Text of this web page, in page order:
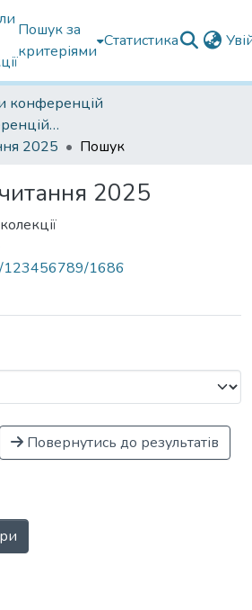
Пошук за
критеріями
Статистика
конференцій
Матеріали конференцій Інституту Філатова
2025
Пошук
2025
123456789/1686
Повернутись до результатів